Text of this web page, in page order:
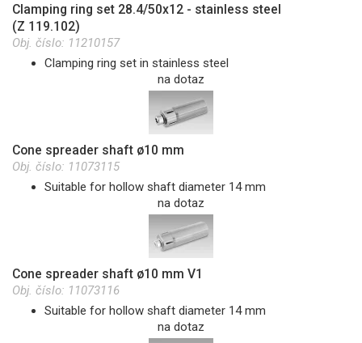
Clamping ring set 28.4/50x12 - stainless steel
(Z 119.102)
Obj. číslo: 11210157
Clamping ring set in stainless steel
na dotaz
Cone spreader shaft ø10 mm
Obj. číslo: 11073115
Suitable for hollow shaft diameter 14 mm
na dotaz
Cone spreader shaft ø10 mm V1
Obj. číslo: 11073116
Suitable for hollow shaft diameter 14 mm
na dotaz